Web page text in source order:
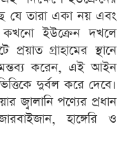
যে তারা একা নয় এবং
কখনো ইউক্রেন দখলে
গ্রাহামের স্থানে
করেন, এই আইন
দুর্বল করে দেবে।
জ্বালানি পণ্যের প্রধান
হাঙ্গেরি ও